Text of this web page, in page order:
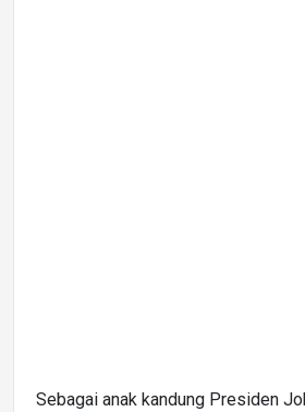
Sebagai anak kandung Presiden